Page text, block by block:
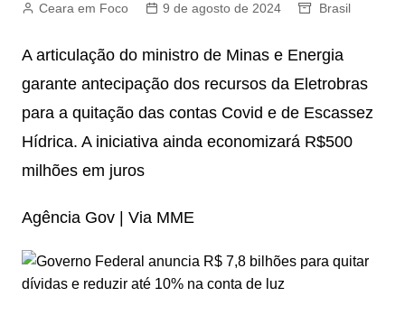
Ceara em Foco 9 de agosto de 2024 Brasil
A articulação do ministro de Minas e Energia
garante antecipação dos recursos da Eletrobras
para a quitação das contas Covid e de Escassez
Hídrica. A iniciativa ainda economizará R$500
milhões em juros
Agência Gov | Via MME